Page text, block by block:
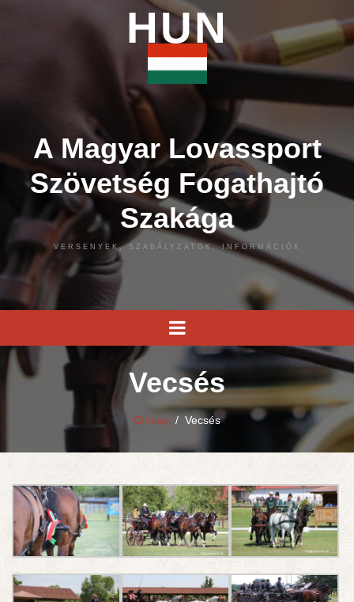
HUN
A Magyar Lovassport
Szövetség Fogathajtó
Szakága
VERSENYEK, SZABÁLYZATOK, INFORMÁCIÓK
Vecsés
Címlap / Vecsés